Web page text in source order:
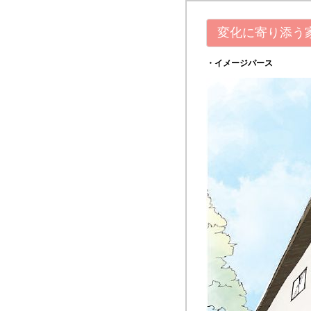
変化に寄り添
・イメージパース